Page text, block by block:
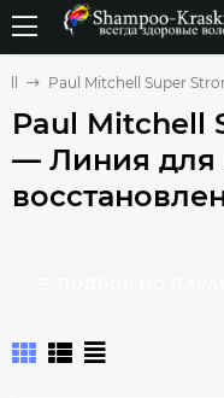
Paul Mitchell Super
Paul Mitchell
— Линия для